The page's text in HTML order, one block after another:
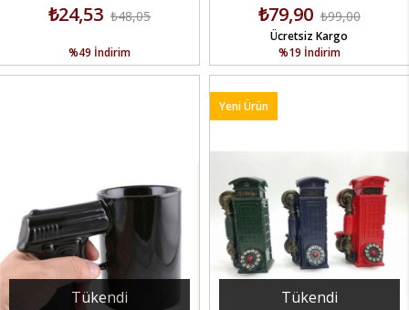
₺24,53 ₺48,05
%49 İndirim
₺79,90 ₺99,00
%19 İndirim
Ücretsiz Kargo
Tükendi Tükendi
Yeni Ürün